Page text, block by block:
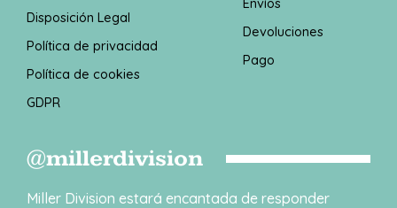
Disposición Legal
Política de privacidad
Política de cookies
GDPR
Devoluciones
Pago
@millerdivision
Miller Division estará encantada de responder